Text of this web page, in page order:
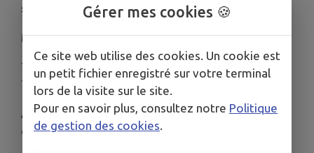
sapeurs-pompiers
Mission de 8 mois à partir du 5 octobre 2026
Tu recherches une mission qui a du sens ?
Tu souhaites t'engager au service des autres ?
Alors engage-toi en service civique dans un centre
d'incendie et de secours proche de chez toi !
Gérer mes cookies 🍪
Ce site web utilise des cookies. Un cookie est
un petit fichier enregistré sur votre terminal
lors de la visite sur le site.
Pour en savoir plus, consultez notre Politique
de gestion des cookies